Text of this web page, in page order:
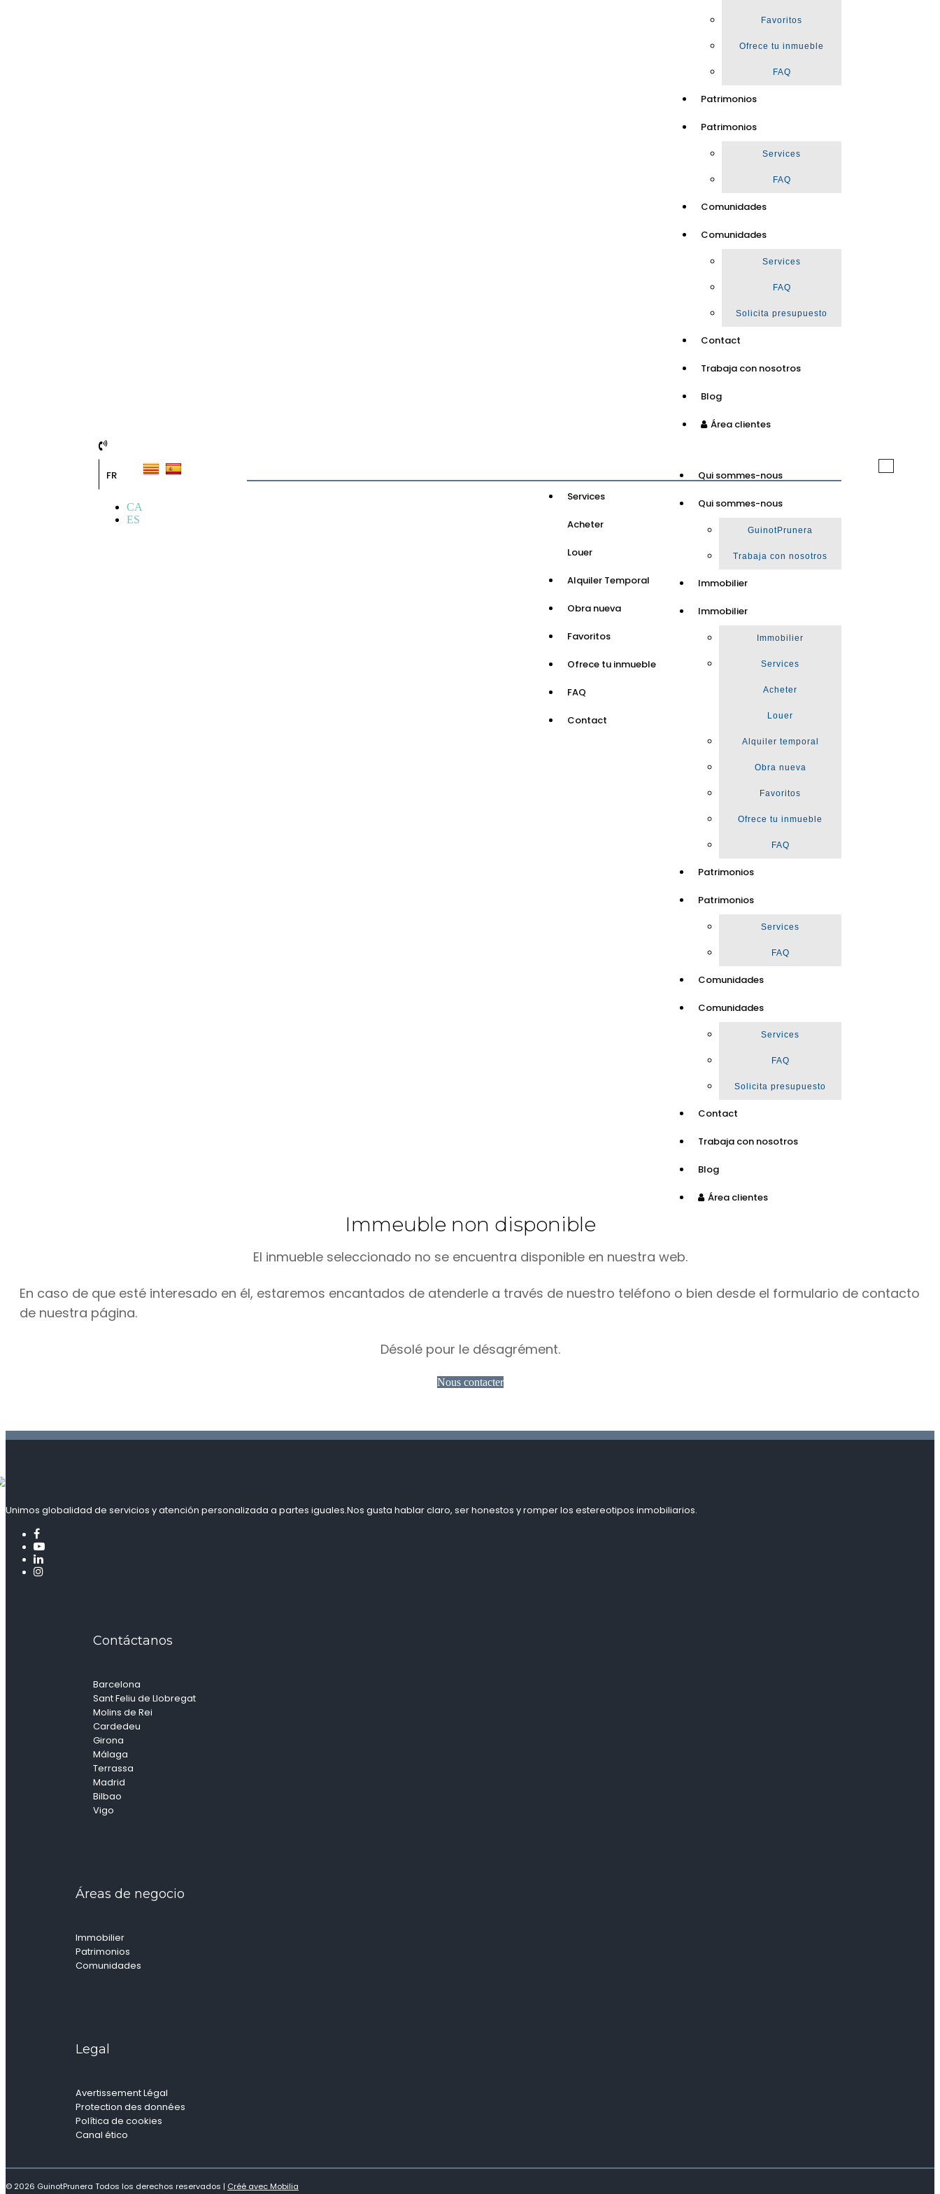
Favoritos
Ofrece tu inmueble
FAQ
Patrimonios
Patrimonios
Services
FAQ
Comunidades
Comunidades
Services
FAQ
Solicita presupuesto
Contact
Trabaja con nosotros
Blog
Área clientes
Toggle
Qui sommes-nous
Qui sommes-nous
GuinotPrunera
Trabaja con nosotros
Immobilier
Immobilier
Immobilier
Services
Acheter
Louer
Alquiler temporal
Obra nueva
Favoritos
Ofrece tu inmueble
FAQ
Patrimonios
Patrimonios
Services
FAQ
Comunidades
Comunidades
Services
FAQ
Solicita presupuesto
Contact
Trabaja con nosotros
Blog
Área clientes
FR
CA
ES
Services
Acheter
Louer
Alquiler Temporal
Obra nueva
Favoritos
Ofrece tu inmueble
FAQ
Contact
Immeuble non disponible
El inmueble seleccionado no se encuentra disponible en nuestra web.
En caso de que esté interesado en él, estaremos encantados de atenderle a través de nuestro teléfono o bien desde el formulario de contacto
de nuestra página.
Désolé pour le désagrément.
Nous contacter
Unimos globalidad de servicios y atención personalizada a partes iguales.Nos gusta hablar claro, ser honestos y romper los estereotipos inmobiliarios.
Contáctanos
Barcelona
Sant Feliu de Llobregat
Molins de Rei
Cardedeu
Girona
Málaga
Terrassa
Madrid
Bilbao
Vigo
Áreas de negocio
Immobilier
Patrimonios
Comunidades
Legal
Avertissement Légal
Protection des données
Política de cookies
Canal ético
© 2026 GuinotPrunera Todos los derechos reservados | Créé avec Mobilia